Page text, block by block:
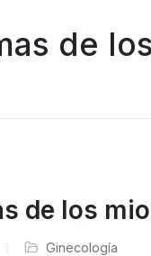
de
de los
Ginecología